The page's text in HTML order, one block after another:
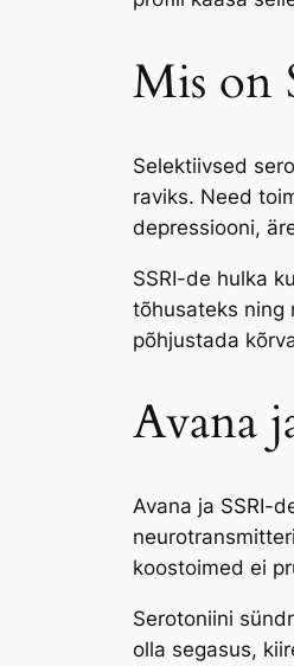
Mis on
Selektiivsed
raviks. Need
depressiooni,
SSRI-de hulka
tõhusateks ning
põhjustada
Avana
Avana ja SSRI-
koostoimed ei
Serotoniini
olla segasus,